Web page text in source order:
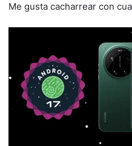
Me gusta cacharrear con